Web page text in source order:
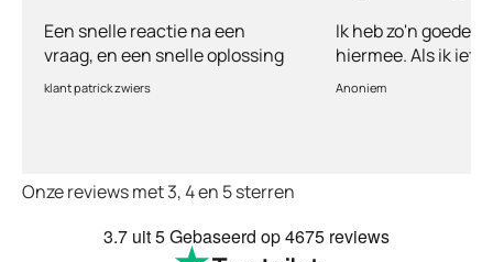
Een snelle reactie na een
vraag, en een snelle oplossing
klant patrick zwiers
Ik heb zo'n goede
hiermee. Als ik iets
vul ik een
te smeken voor
Anoniem
Onze reviews met 3, 4 en 5 sterren
3.7 uit 5Gebaseerd op4675 reviews